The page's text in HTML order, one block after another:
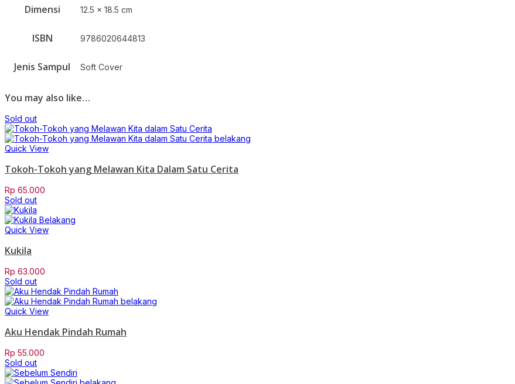
Dimensi 12.5 x 18.5 cm
ISBN 9786020644813
Jenis Sampul Soft Cover
You may also like…
Sold out
Quick View
Tokoh-Tokoh yang Melawan Kita Dalam Satu Cerita
Rp 65.000
Sold out
Quick View
Kukila
Rp 63.000
Sold out
Quick View
Aku Hendak Pindah Rumah
Rp 55.000
Sold out